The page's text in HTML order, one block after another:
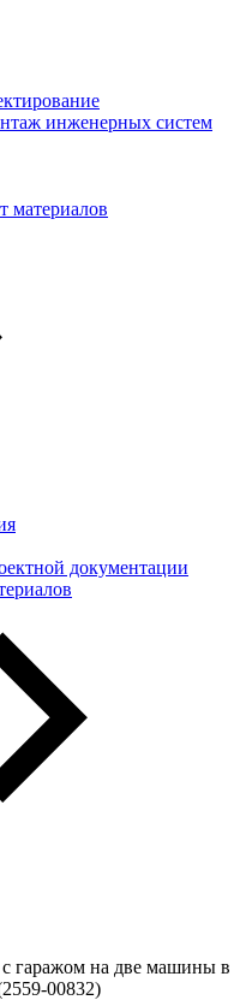
инженерных систем
материалов
документации
гаражом на две машины в
00832)